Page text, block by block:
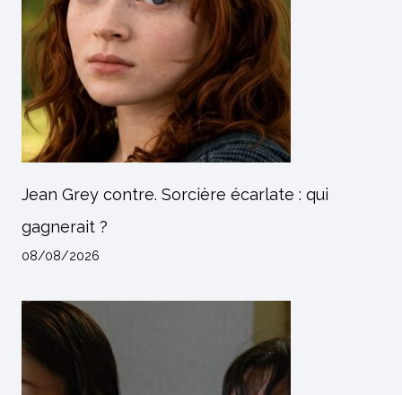
Jean Grey contre. Sorcière écarlate : qui
gagnerait ?
08/08/2026